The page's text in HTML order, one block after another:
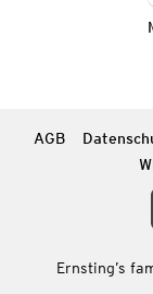
AGB
Ernsting’s